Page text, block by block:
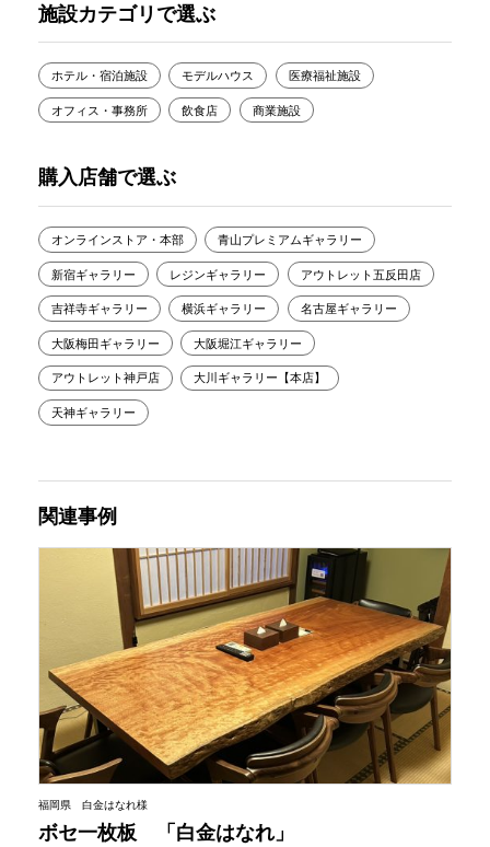
施設カテゴリで選ぶ
ホテル・宿泊施設 モデルハウス 医療福祉施設
オフィス・事務所 飲食店 商業施設
購入店舗で選ぶ
オンラインストア・本部 青山プレミアムギャラリー
新宿ギャラリー レジンギャラリー アウトレット五反田店
吉祥寺ギャラリー 横浜ギャラリー 名古屋ギャラリー
大阪梅田ギャラリー 大阪堀江ギャラリー
アウトレット神戸店 大川ギャラリー【本店】
天神ギャラリー
関連事例
福岡県 白金はなれ様
ボセ一枚板 「白金はなれ」